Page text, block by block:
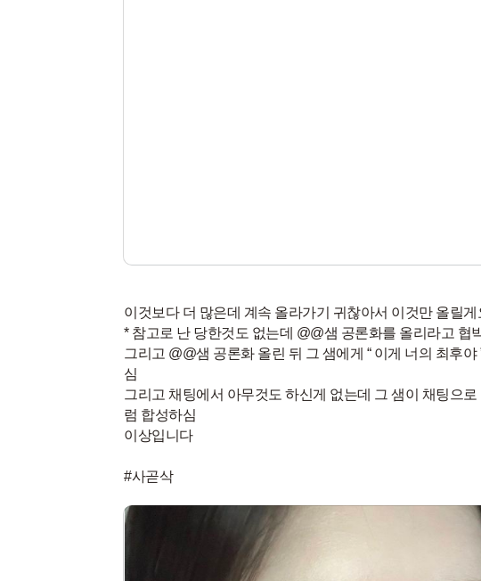
이것보다 더 많은데 계속 올라가기 귀찮아서 이것만 올릴게
* 참고로 난 당한것도 없는데 @@샘 공론화를 올리라고 협
그리고 @@샘 공론화 올린 뒤 그 샘에게 “ 이게 너의 최후야
심
그리고 채팅에서 아무것도 하신게 없는데 그 샘이 채팅으로
럼 합성하심
이상입니다
#사곧삭